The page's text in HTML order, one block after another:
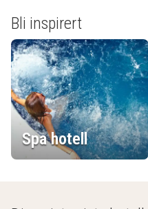
Bli inspirert
Spa hotell